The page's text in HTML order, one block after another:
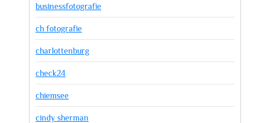
businessfotografie
ch fotografie
charlottenburg
check24
chiemsee
cindy sherman